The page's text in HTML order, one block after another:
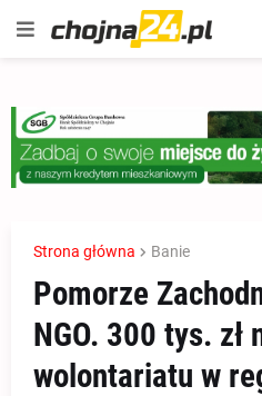
Strona główna Banie
Pomorze
NGO. 300 tys. zł
wolontariatu w